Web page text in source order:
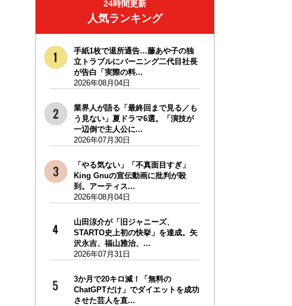
24時間更新
人気ランキング
手紙1枚で退所通告…藤あや子の独
立トラブルにバーニング二代目社長
が告白「実際の料...
2026年08月04日
業界人が語る「最終回まで見る／も
う見ない」夏ドラマ6選。「演技が
一辺倒で主人公に...
2026年07月30日
「やる気ない」「不真面目すぎ」
King Gnuの宣伝動画に批判が殺
到。アーティス...
2026年08月04日
山田涼介が「旧ジャニーズ、
STARTO史上初の快挙」を達成。矢
沢永吉、福山雅治、...
2026年07月31日
3か月で20キロ減！「無料の
ChatGPTだけ」でダイエットを成功
させた芸人を直...